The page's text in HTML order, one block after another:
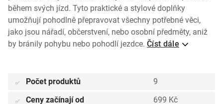
během svých jízd. Tyto praktické a stylové doplňky
umožňují pohodlně přepravovat všechny potřebné věci,
jako jsou nářadí, občerstvení, nebo osobní předměty, aniž
by bránily pohybu nebo pohodlí jezdce. Číst dále
✅ Počet produktů 9
✅ Ceny začínají od 699 Kč